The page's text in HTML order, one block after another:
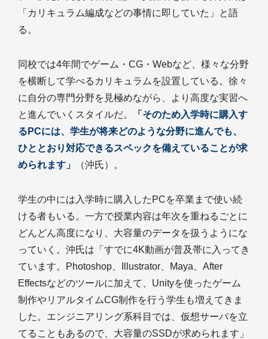
「カリキュラム編成などの事情に即していた」と語
る。
同校では4年間でゲーム・CG・Webなど、様々な分野
を横断して学べるカリキュラムを設置している。徐々
に自分の専門分野を見極めながら、より高度な実習へ
と進んでいくスタイルだ。
「そのため入学時に購入す
るPCには、学生が将来どのような分野に進んでも、
ひととおり対応できるスペックを備えていることが求
められます」
（沖氏）。
学生の中には入学時に購入したPCを卒業まで使い続
ける者もいる。一方で授業内容は年次を重ねるごとに
どんどん高度になり、大容量のデータを扱うようにな
っていく。沖氏は「すでに4K動画が普及帯に入ってき
ています。Photoshop、Illustrator、Maya、After
Effectsなどのツールに加えて、Unityを使ったゲーム
制作やリアルタイムCG制作を行う学生も増えてきま
した。エンジニアリング系科目では、仮想サーバを立
てることもあるので、大容量のSSDが求められます」